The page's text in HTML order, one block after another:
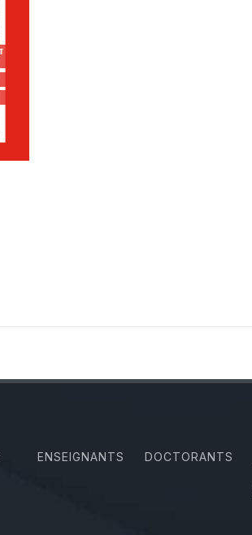
ENSEIGNANTS DOCTORANTS